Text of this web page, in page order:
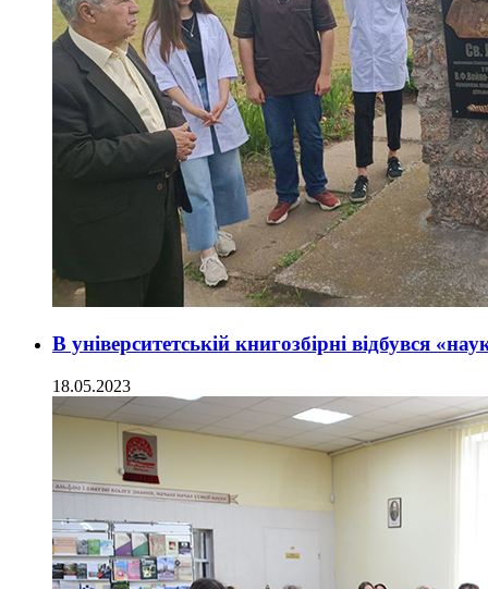
В університетській книгозбірні відбувся
18.05.2023